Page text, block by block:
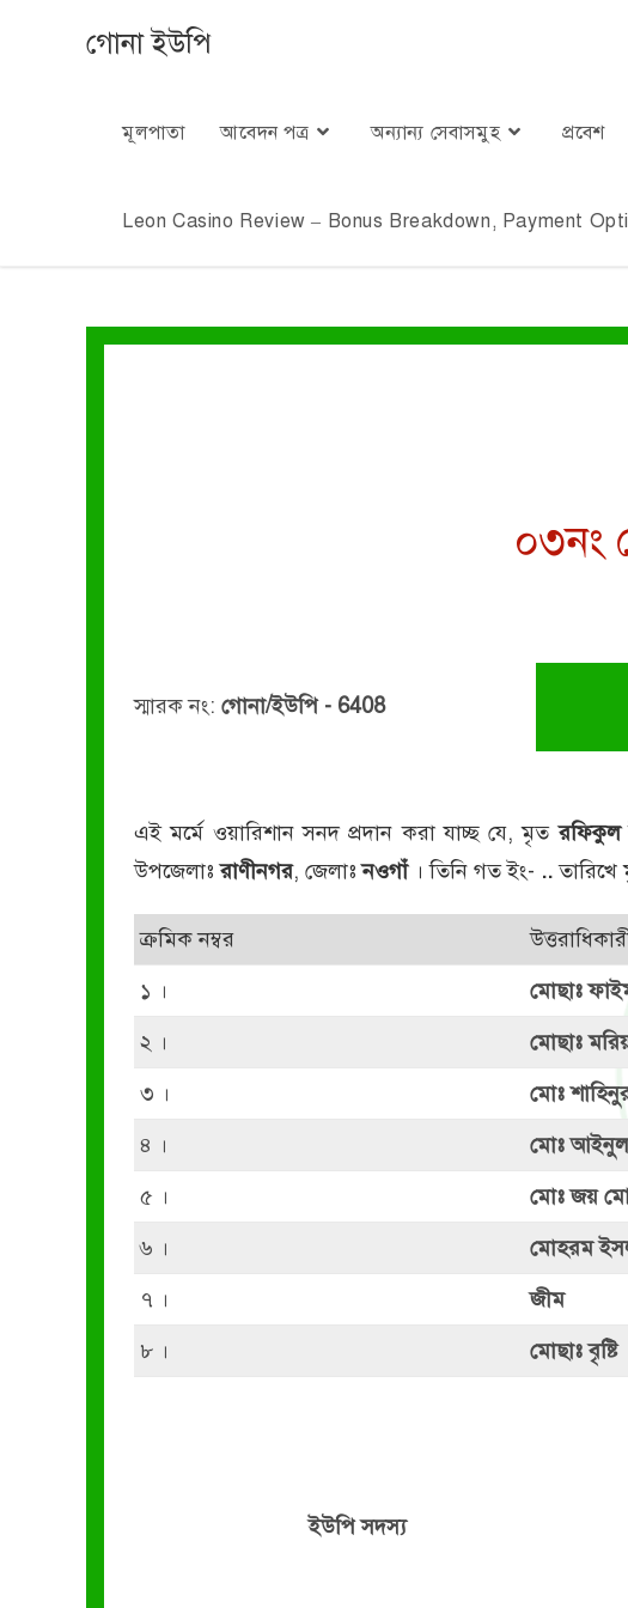
গোনা ইউপি
মূলপাতা আবেদন পত্র অন্যান্য সেবাসমুহ প্রবেশ
Leon Casino Review – Bonus Breakdown, Payment
০৩নং
স্মারক নং: গোনা/ইউপি - 6408
এই মর্মে ওয়ারিশান সনদ প্রদান করা যাচ্ছ যে, মৃতরফিকুল
উপজেলাঃরাণীনগর, জেলাঃনওগাঁ। তিনি গত ইং- ..
ক্রমিক নম্বর
১ ।
মোছাঃ
২ ।
মোছাঃ
৩ ।
মোঃ
৪ ।
মোঃ
৫ ।
মোঃ জয়
৬ ।
মোহরম
৭ ।
জীম
৮ ।
মোছাঃ বৃষ্টি
ইউপি সদস্য